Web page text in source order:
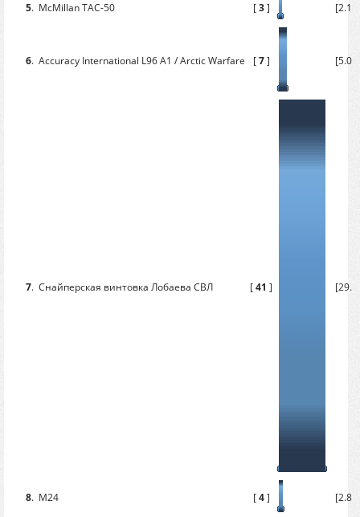
5. McMillan TAC-50 [3]
6. Accuracy International L96 A1 / Arctic Warfare [7]
7. Снайперская винтовка Лобаева СВЛ [41 ]
8. М24 [4]